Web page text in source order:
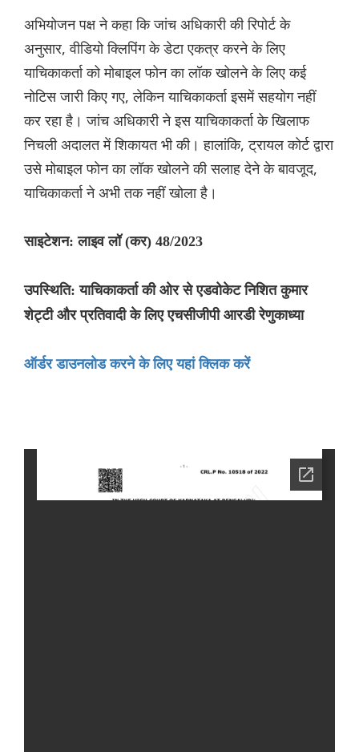
अभियोजन पक्ष ने कहा कि जांच अधिकारी की रिपोर्ट के
अनुसार, वीडियो क्लिपिंग के डेटा एकत्र करने के लिए
याचिकाकर्ता को मोबाइल फोन का लॉक खोलने के लिए कई
नोटिस जारी किए गए, लेकिन याचिकाकर्ता इसमें सहयोग नहीं
कर रहा है। जांच अधिकारी ने इस याचिकाकर्ता के खिलाफ
निचली अदालत में शिकायत भी की। हालांकि, ट्रायल कोर्ट द्वारा
उसे मोबाइल फोन का लॉक खोलने की सलाह देने के बावजूद,
याचिकाकर्ता ने अभी तक नहीं खोला है।
साइटेशन: लाइव लॉ (कर) 48/2023
उपस्थिति: याचिकाकर्ता की ओर से एडवोकेट निशित कुमार
शेट्टी और प्रतिवादी के लिए एचसीजीपी आरडी रेणुकाध्या
ऑर्डर डाउनलोड करने के लिए यहां क्लिक करें